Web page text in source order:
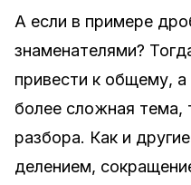
А если в примере
знаменателями?
привести к общему,
более сложная тема,
разбора. Как и
делением,